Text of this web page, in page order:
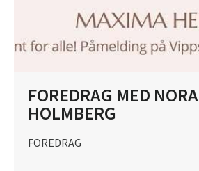
FOREDRAG MED NORA
HOLMBERG
FOREDRAG